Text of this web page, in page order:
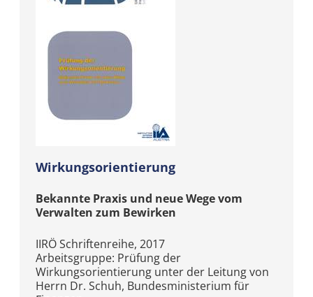
Wirkungsorientierung
Bekannte Praxis und neue Wege vom
Verwalten zum Bewirken
IIRÖ Schriftenreihe, 2017
Arbeitsgruppe: Prüfung der
Wirkungsorientierung unter der Leitung von
Herrn Dr. Schuh, Bundesministerium für